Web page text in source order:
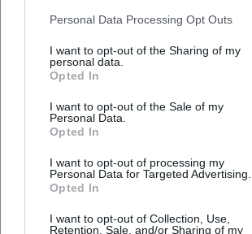
Personal Data Processing Opt Outs
I want to opt-out of the Sharing of my
personal data.
Opted In
I want to opt-out of the Sale of my
Personal Data.
Opted In
I want to opt-out of processing my
Personal Data for Targeted Advertising.
Opted In
I want to opt-out of Collection, Use,
Retention, Sale, and/or Sharing of my
Dieser kulturelle Fußabdruck erklärt
in Kritiken oft als „parodistisches
„Meister der Kleinkunst“ beschrieben
attraktiv genug für reine Hörerinnen und
spitz genug für Kabarettpuristen – und
Auszeichnungen und Anerkennung:
und Presse
Nachwuchssegment. 2002 erhält Supancic